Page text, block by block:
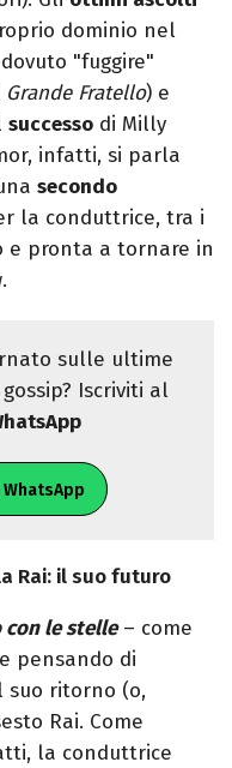
dominio nel
"fuggire"
Grande Fratello) e
successo di Milly
infatti, si parla
secondo
la conduttrice, tra i
pronta a tornare in
sulle ultime
Iscriviti al
Rai: il suo futuro
con le stelle– come
pensando di
suo ritorno (o,
Rai. Come
la conduttrice